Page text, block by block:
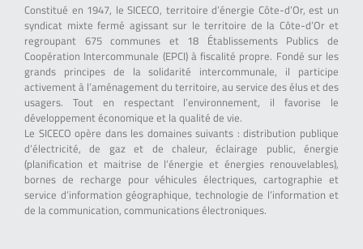
Constitué en 1947, le SICECO, territoire d’énergie Côte-d’Or, est un
syndicat mixte fermé agissant sur le territoire de la Côte-d’Or et
regroupant 675 communes et 18 Établissements Publics de
Coopération Intercommunale (EPCI) à fiscalité propre. Fondé sur les
grands principes de la solidarité intercommunale, il participe
activement à l’aménagement du territoire, au service des élus et des
usagers. Tout en respectant l’environnement, il favorise le
développement économique et la qualité de vie.
Le SICECO opère dans les domaines suivants : distribution publique
d’électricité, de gaz et de chaleur, éclairage public, énergie
(planification et maitrise de l’énergie et énergies renouvelables),
bornes de recharge pour véhicules électriques, cartographie et
service d’information géographique, technologie de l’information et
de la communication, communications électroniques.